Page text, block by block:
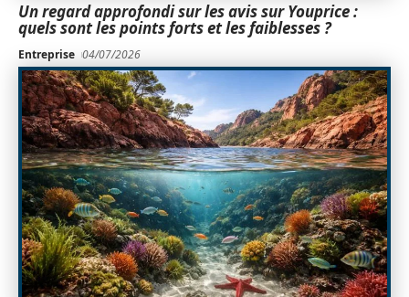
Un regard approfondi sur les avis sur Youprice :
quels sont les points forts et les faiblesses ?
Entreprise 04/07/2026